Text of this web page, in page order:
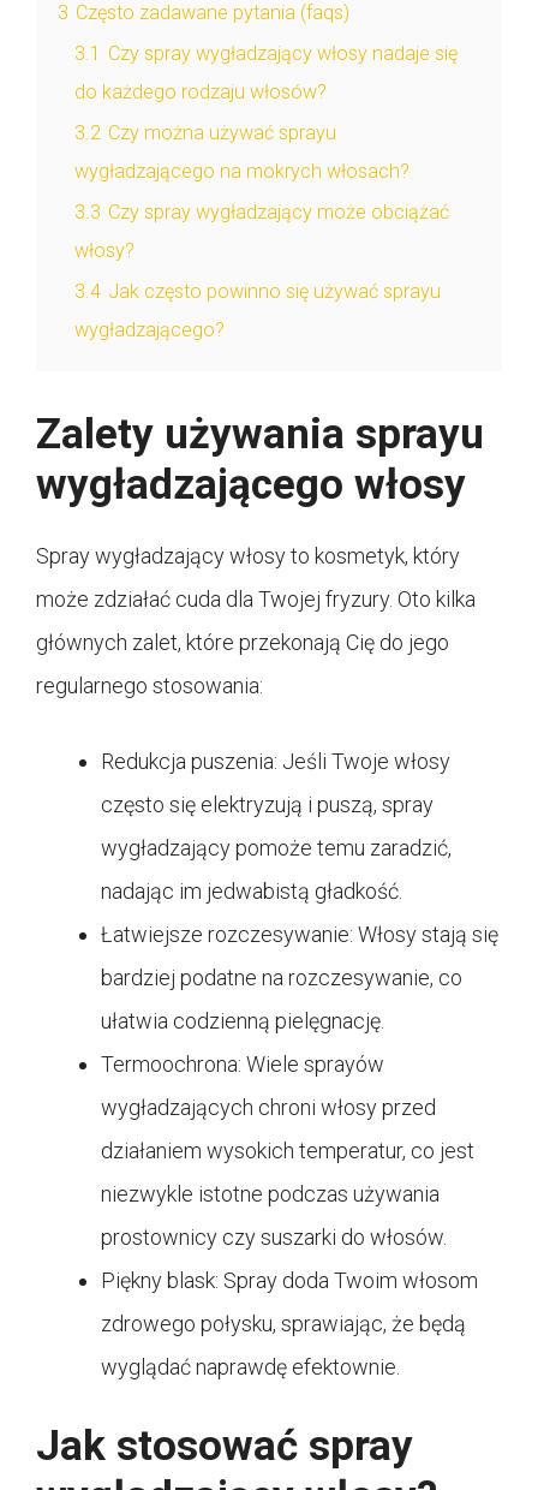
3 Często zadawane pytania (faqs)
3.1 Czy spray wygładzający włosy nadaje się
do każdego rodzaju włosów?
3.2 Czy można używać sprayu
wygładzającego na mokrych włosach?
3.3 Czy spray wygładzający może obciążać
włosy?
3.4 Jak często powinno się używać sprayu
wygładzającego?
Zalety używania sprayu
wygładzającego włosy
Spray wygładzający włosy to kosmetyk, który
może zdziałać cuda dla Twojej fryzury. Oto kilka
głównych zalet, które przekonają Cię do jego
regularnego stosowania:
Redukcja puszenia: Jeśli Twoje włosy
często się elektryzują i puszą, spray
wygładzający pomoże temu zaradzić,
nadając im jedwabistą gładkość.
Łatwiejsze rozczesywanie: Włosy stają się
bardziej podatne na rozczesywanie, co
ułatwia codzienną pielęgnację.
Termoochrona: Wiele sprayów
wygładzających chroni włosy przed
działaniem wysokich temperatur, co jest
niezwykle istotne podczas używania
prostownicy czy suszarki do włosów.
Piękny blask: Spray doda Twoim włosom
zdrowego połysku, sprawiając, że będą
wyglądać naprawdę efektownie.
Jak stosować spray